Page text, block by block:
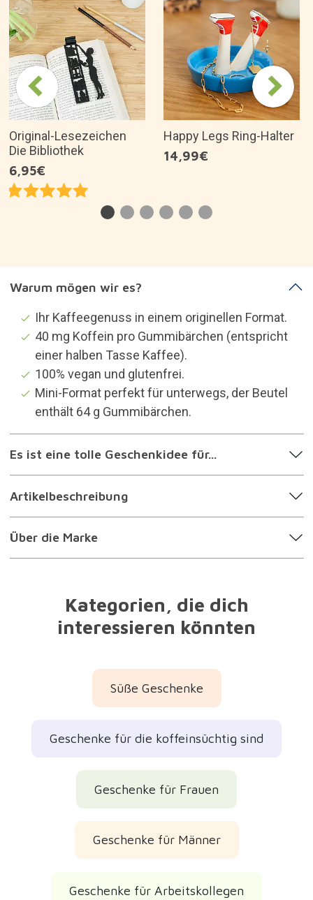
Original-Lesezeichen
Die Bibliothek
6,95€
Happy Legs Ring-Halter
14,99€
Warum mögen wir es?
Ihr Kaffeegenuss in einem originellen Format.
40 mg Koffein pro Gummibärchen (entspricht
einer halben Tasse Kaffee).
100% vegan und glutenfrei.
Mini-Format perfekt für unterwegs, der Beutel
enthält 64 g Gummibärchen.
Es ist eine tolle Geschenkidee für...
Artikelbeschreibung
Über die Marke
Kategorien, die dich
interessieren könnten
Süße Geschenke
Geschenke für die koffeinsüchtig sind
Geschenke für Frauen
Geschenke für Männer
Geschenke für Arbeitskollegen